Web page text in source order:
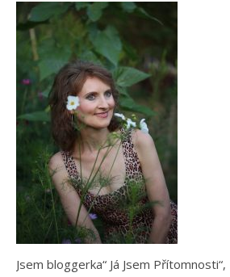
Jsem bloggerka“ Já Jsem Přítomnosti“,